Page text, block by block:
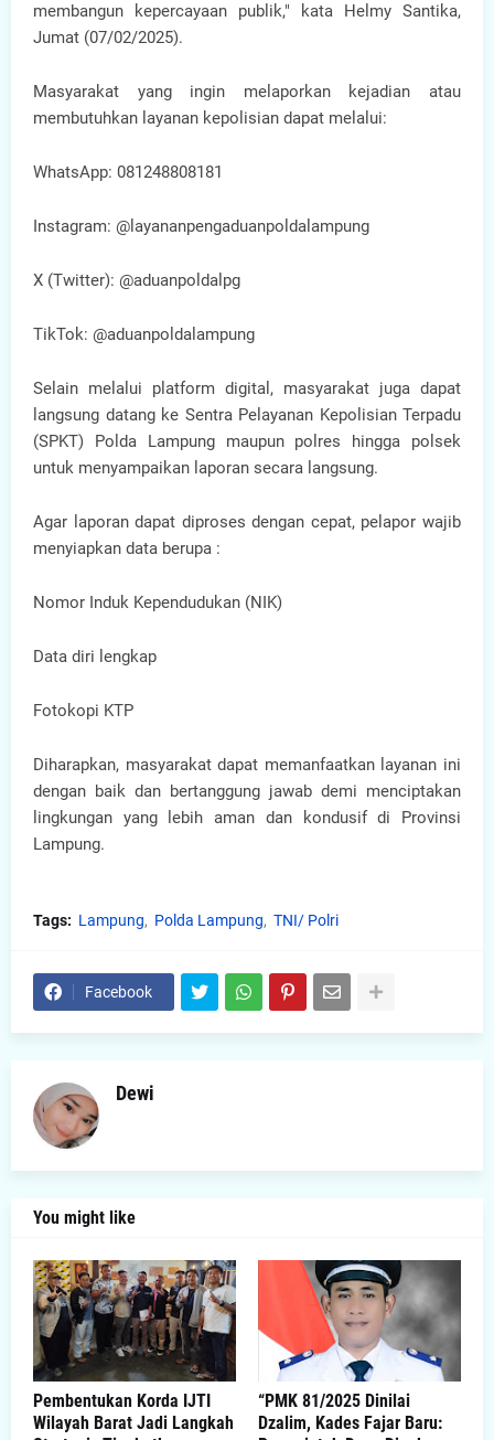
membangun kepercayaan publik," kata Helmy Santika,
Jumat (07/02/2025).
Masyarakat yang ingin melaporkan kejadian atau
membutuhkan layanan kepolisian dapat melalui:
WhatsApp: 081248808181
Instagram: @layananpengaduanpoldalampung
X (Twitter): @aduanpoldalpg
TikTok: @aduanpoldalampung
Selain melalui platform digital, masyarakat juga dapat
langsung datang ke Sentra Pelayanan Kepolisian Terpadu
(SPKT) Polda Lampung maupun polres hingga polsek
untuk menyampaikan laporan secara langsung.
Agar laporan dapat diproses dengan cepat, pelapor wajib
menyiapkan data berupa :
Nomor Induk Kependudukan (NIK)
Data diri lengkap
Fotokopi KTP
Diharapkan, masyarakat dapat memanfaatkan layanan ini
dengan baik dan bertanggung jawab demi menciptakan
lingkungan yang lebih aman dan kondusif di Provinsi
Lampung.
Tags: Lampung Polda Lampung TNI/ Polri
Facebook
Dewi
You might like
Pembentukan Korda IJTI
Wilayah Barat Jadi Langkah
“PMK 81/2025 Dinilai
Dzalim, Kades Fajar Baru: